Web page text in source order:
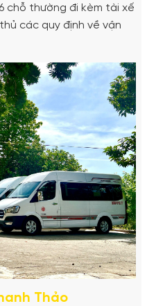
chỗ thường đi kèm tài xế
các quy định về vận
Thảo